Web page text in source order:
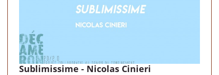
Sublimissime - Nicolas Cinieri